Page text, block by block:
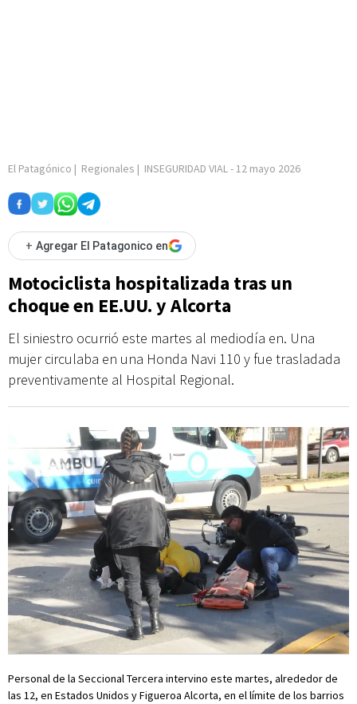
El Patagónico | Regionales | INSEGURIDAD VIAL- 12 mayo 2026
+ Agregar El Patagonico en
Motociclista hospitalizada tras un
choque en EE.UU. y Alcorta
El siniestro ocurrió este martes al mediodía en. Una
mujer circulaba en una Honda Navi 110 y fue trasladada
preventivamente al Hospital Regional.
Personal de la Seccional Tercera intervino este martes, alrededor de
las 12, en Estados Unidos y Figueroa Alcorta, en el límite de los barrios